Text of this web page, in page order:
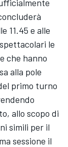
11.45 e alle
le
che hanno
alla pole
primo turno
allo scopo di
simili per il
sessione il